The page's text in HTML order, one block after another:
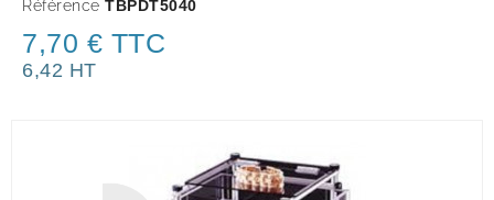
Référence TBPDT5040
7,70 € TTC
6,42 HT